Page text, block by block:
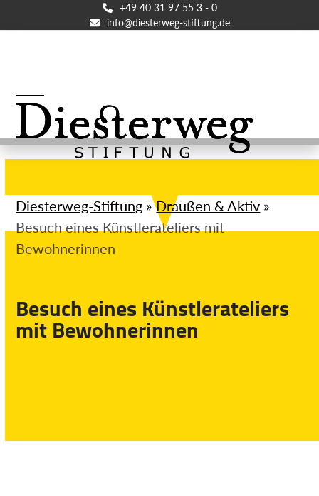
to
+49 40 31 97 55 3 - 0
info@diesterweg-stiftung.de
Open
mobile
menu
Close
mobile
menu
Diesterweg-Stiftung »Draußen & Aktiv »
Besuch eines Künstlerateliers mit
Bewohnerinnen
Besuch eines Künstlerateliers
mit Bewohnerinnen